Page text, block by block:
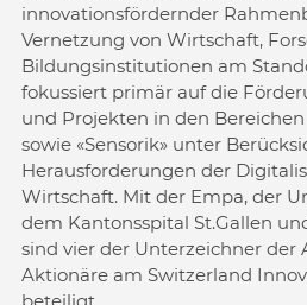
innovationsfördernder
Vernetzung von Wirtschaft,
Bildungsinstitutionen am
fokussiert primär auf die
und Projekten in den Bereichen
sowie «Sensorik» unter
Herausforderungen der
Wirtschaft. Mit der Empa, der
dem Kantonsspital St.Gallen
sind vier der Unterzeichner der
Aktionäre am Switzerland